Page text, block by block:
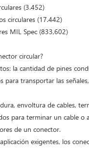
(3.452)
circulares (17.442)
MIL Spec (833,602)
circular?
la cantidad de pines
para transportar las
envoltura de cables,
para terminar un cable o
de un conector.
exigentes, los